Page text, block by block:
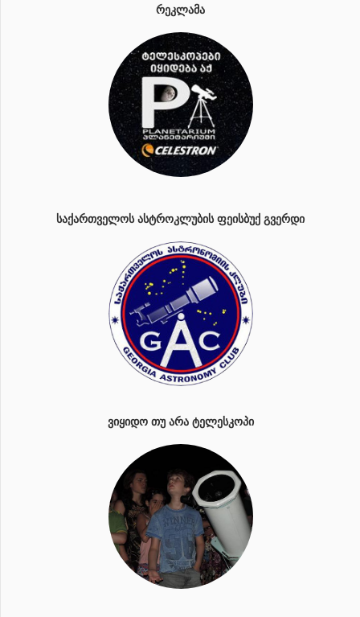
ᲠᲔᲙᲚᲐᲛᲐ
ᲡᲐᲥᲐᲠᲗᲕᲔᲚᲝᲡ ᲐᲡᲢᲠᲝᲙᲚᲣᲑᲘᲡ ᲤᲔᲘᲡᲑᲣᲥ ᲒᲕᲔᲠᲓᲘ
ᲕᲘᲧᲘᲓᲝ ᲗᲣ ᲐᲠᲐ ᲢᲔᲚᲔᲡᲙᲝᲞᲘ